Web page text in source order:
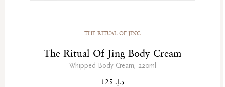
THE RITUAL OF JING
The Ritual Of Jing Body Cream
Whipped Body Cream, 220ml
د.إ. 125